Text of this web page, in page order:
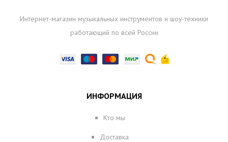
Интернет-магазин музыкальных инструментов и шоу-техники
работающий по всей России
ИНФОРМАЦИЯ
Кто мы
Доставка